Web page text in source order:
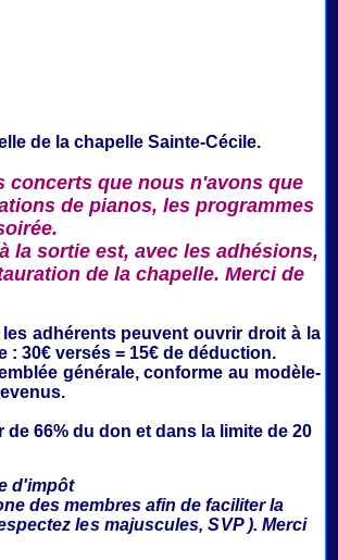
de la chapelle Sainte-Cécile.
concerts que nous n'avons que
de pianos, les programmes
la sortie est, avec les adhésions,
de la chapelle. Merci de
adhérents peuvent ouvrir droit à la
: 30€ versés = 15€ de déduction.
générale,conforme au modèle-
66% du don et dans la limite de 20
d'impôt
des membres afin de faciliter la
les majuscules, SVP ). Merci